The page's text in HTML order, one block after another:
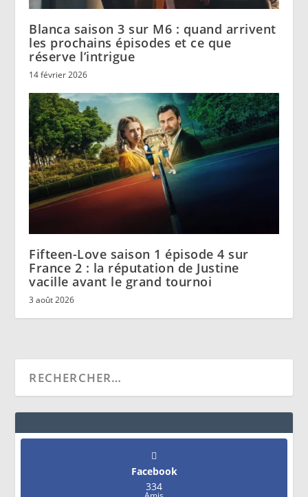
Blanca saison 3 sur M6 : quand arrivent
les prochains épisodes et ce que
réserve l’intrigue
14 février 2026
Fifteen-Love saison 1 épisode 4 sur
France 2 : la réputation de Justine
vacille avant le grand tournoi
3 août 2026
Facebook
334